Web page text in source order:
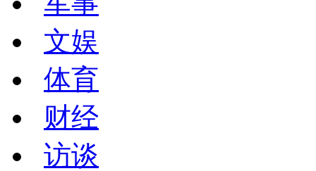
文娱
体育
财经
访谈